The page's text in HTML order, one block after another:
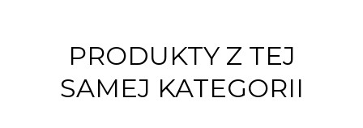
PRODUKTY Z TEJ
SAMEJ KATEGORII